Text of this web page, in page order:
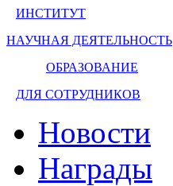
ИНСТИТУТ
НАУЧНАЯ ДЕЯТЕЛЬНОСТЬ
ОБРАЗОВАНИЕ
ДЛЯ СОТРУДНИКОВ
Новости
Награды